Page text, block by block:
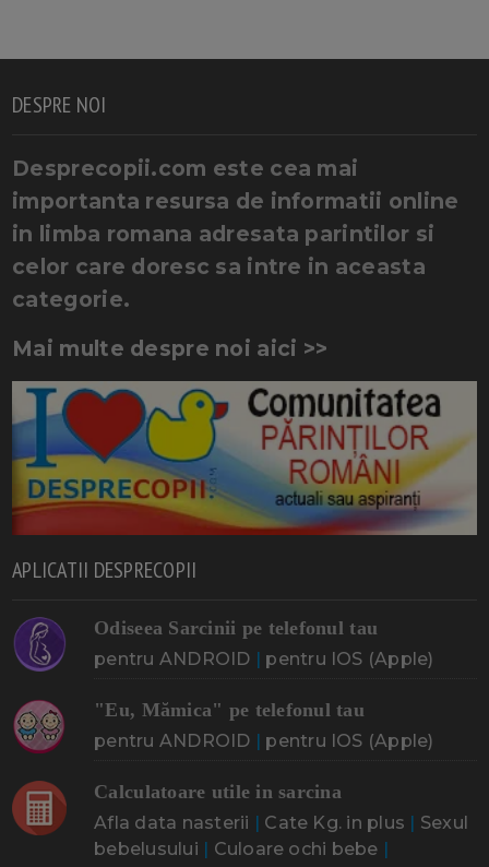
DESPRE NOI
Desprecopii.com este cea mai
importanta resursa de informatii online
in limba romana adresata parintilor si
celor care doresc sa intre in aceasta
categorie.
Mai multe despre noi aici >>
APLICATII DESPRECOPII
Odiseea Sarcinii pe telefonul tau
pentru ANDROID pentru IOS (Apple)
"Eu, Mămica" pe telefonul tau
pentru ANDROID pentru IOS (Apple)
Calculatoare utile in sarcina
Afla data nasterii Cate Kg. in plus
Sexul
bebelusului
Culoare ochi bebe